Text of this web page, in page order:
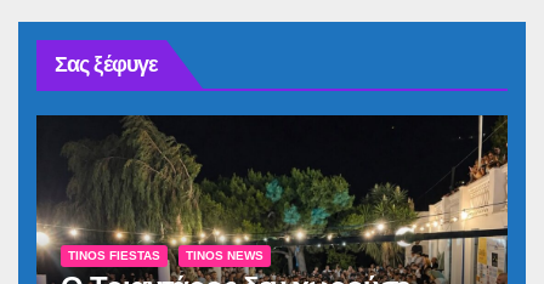
Σας ξέφυγε
TINOS FIESTAS TINOS NEWS